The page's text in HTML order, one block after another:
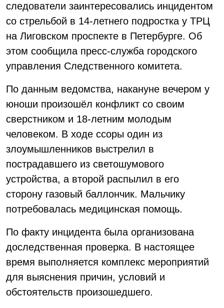
следователи заинтересовались инцидентом
со стрельбой в 14-летнего подростка у ТРЦ
на Лиговском проспекте в Петербурге. Об
этом сообщила пресс-служба городского
управления Следственного комитета.
По данным ведомства, накануне вечером у
юноши произошёл конфликт со своим
сверстником и 18-летним молодым
человеком. В ходе ссоры один из
злоумышленников выстрелил в
пострадавшего из светошумового
устройства, а второй распылил в его
сторону газовый баллончик. Мальчику
потребовалась медицинская помощь.
По факту инцидента была организована
доследственная проверка. В настоящее
время выполняется комплекс мероприятий
для выяснения причин, условий и
обстоятельств произошедшего.